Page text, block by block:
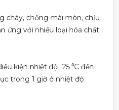
cháy, chống mài mòn, chịu
ứng với nhiều loại hóa chất
kiện nhiệt độ -25 ⁰C đến
trong 1 giờ ở nhiệt độ